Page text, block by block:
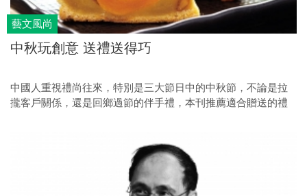
藝文風尚
中秋玩創意 送禮送得巧
中國人重視禮尚往來，特別是三大節日中的中秋節，不論是拉
攏客戶關係，還是回鄉過節的伴手禮，本刊推薦適合贈送的禮